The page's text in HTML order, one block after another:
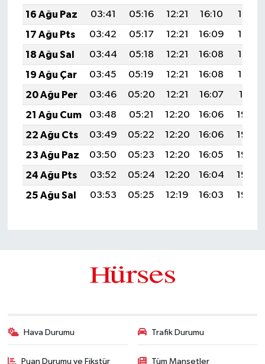
16 Ağu Paz
03:41 05:16 12:21 16:10
19:17
17 Ağu Pts
03:42 05:17 12:21 16:09
19:15
18 Ağu Sal
03:44 05:18 12:21 16:08
19:14
19 Ağu Çar
03:45 05:19 12:21 16:08
19:12
20 Ağu Per
03:46 05:20 12:21 16:07
19:11
21 Ağu Cum
03:48 05:21 12:20 16:06
19:09
22 Ağu Cts
03:49 05:22 12:20 16:06
19:08
23 Ağu Paz
03:50 05:23 12:20 16:05
19:06
24 Ağu Pts
03:52 05:24 12:20 16:04
19:05
25 Ağu Sal
03:53 05:25 12:19 16:03 19:03
Hava Durumu Trafik Durumu
Puan Durumu ve Fikstür Tüm Manşetler